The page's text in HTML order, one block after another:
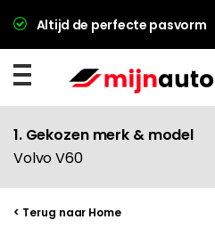
Altijd de perfecte pasvorm
1. Gekozen merk & model
Volvo V60
< Terug naar Home